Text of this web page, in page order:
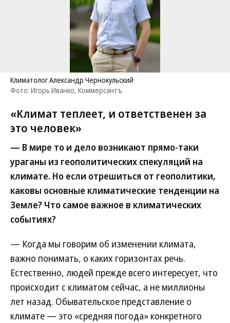
Климатолог Александр Чернокульский
Фото: Игорь Иванко, Коммерсантъ
«Климат теплеет, и ответственен за
это человек»
— В мире то и дело возникают прямо-таки
ураганы из геополитических спекуляций на
климате. Но если отрешиться от геополитики,
каковы основные климатические тенденции на
Земле? Что самое важное в климатических
событиях?
— Когда мы говорим об изменении климата,
важно понимать, о каких горизонтах речь.
Естественно, людей прежде всего интересует, что
происходит с климатом сейчас, а не миллионы
лет назад. Обывательское представление о
климате — это «средняя погода» конкретного